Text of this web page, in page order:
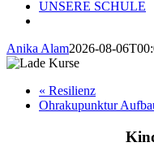
UNSERE SCHULE
Anika Alam2026-08-
« Resilienz
Ohrakupunktur